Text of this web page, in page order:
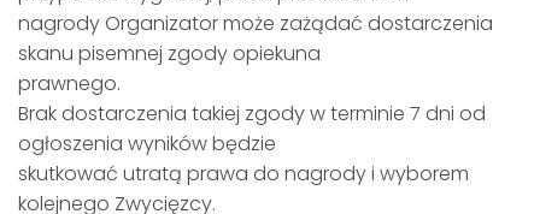
nagrody Organizator może zażądać dostarczenia
skanu pisemnej zgody opiekuna
prawnego.
Brak dostarczenia takiej zgody w terminie 7 dni od
ogłoszenia wyników będzie
skutkować utratą prawa do nagrody i wyborem
kolejnego Zwycięzcy.